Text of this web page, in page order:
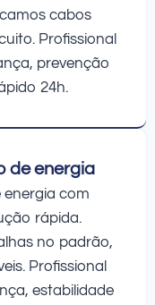
cabos
Profissional
prevenção
24h.
de energia
energia com
rápida.
no padrão,
Profissional
estabilidade